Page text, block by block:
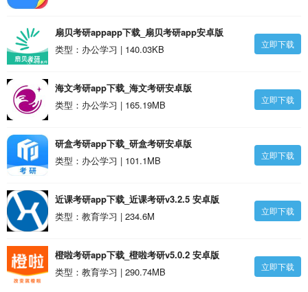
扇贝考研appapp下载_扇贝考研app安卓版
类型：办公学习 | 140.03KB
立即下载
海文考研app下载_海文考研安卓版
类型：办公学习 | 165.19MB
立即下载
研盒考研app下载_研盒考研安卓版
类型：办公学习 | 101.1MB
立即下载
近课考研app下载_近课考研v3.2.5 安卓版
类型：教育学习 | 234.6M
立即下载
橙啦考研app下载_橙啦考研v5.0.2 安卓版
类型：教育学习 | 290.74MB
立即下载